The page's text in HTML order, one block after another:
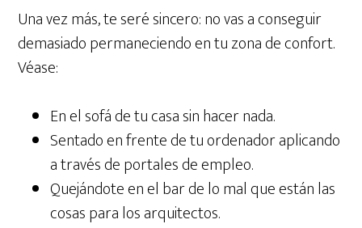
Una vez más, te seré sincero: no vas a conseguir
demasiado permaneciendo en tu zona de confort.
Véase:
En el sofá de tu casa sin hacer nada.
Sentado en frente de tu ordenador aplicando
a través de portales de empleo.
Quejándote en el bar de lo mal que están las
cosas para los arquitectos.